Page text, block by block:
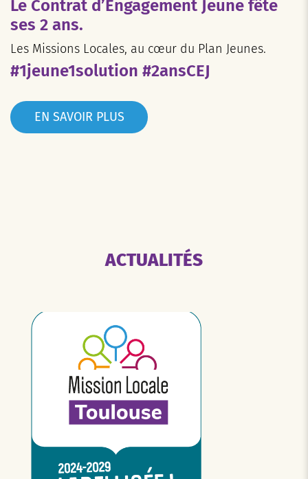
Le Contrat d’Engagement Jeune fête
ses 2 ans.
Les Missions Locales, au cœur du Plan Jeunes.
#1jeune1solution #2ansCEJ
EN SAVOIR PLUS
ACTUALITÉS